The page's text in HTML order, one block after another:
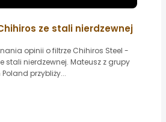
ze stali nierdzewnej
opinii o filtrze Chihiros Steel -
stali nierdzewnej. Mateusz z grupy
przybliży...